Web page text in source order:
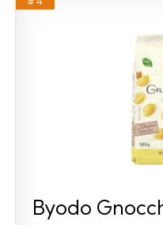
Byodo